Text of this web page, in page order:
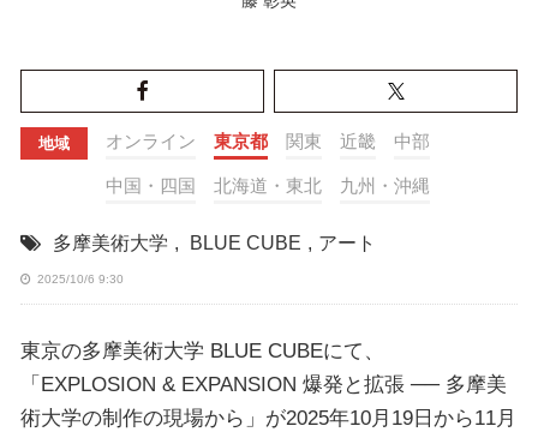
地域 オンライン 東京都 関東 近畿 中部
中国・四国 北海道・東北 九州・沖縄
多摩美術大学 , BLUE CUBE , アート
2025/10/6 9:30
東京の多摩美術大学 BLUE CUBEにて、
「EXPLOSION & EXPANSION 爆発と拡張 ── 多摩美
術大学の制作の現場から」が2025年10月19日から11月